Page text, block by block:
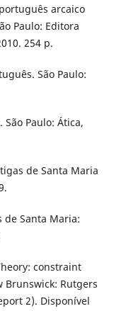
arcaico
Paulo: Editora
254 p.
São Paulo:
São Paulo: Ática,
de Santa Maria
de Santa Maria:
constraint
Rutgers
2). Disponível